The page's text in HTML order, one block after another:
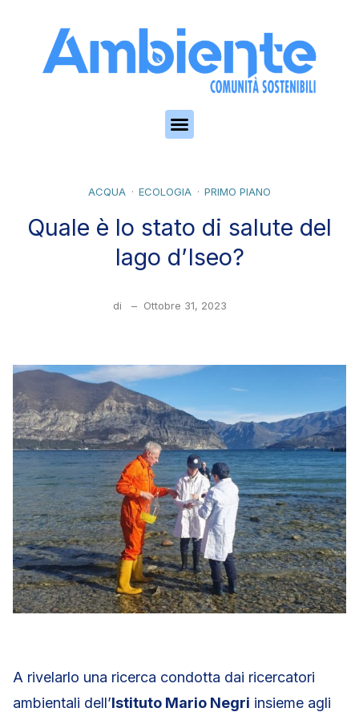
ACQUA ECOLOGIA PRIMO PIANO
Quale è lo stato di salute del
lago d’Iseo?
di – Ottobre 31, 2023
A rivelarlo una ricerca condotta dai ricercatori
ambientali dell’Istituto Mario Negri insieme agli